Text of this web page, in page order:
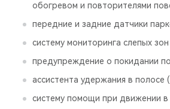
обогревом и повторителями
передние и задние датчики
систему мониторинга слепых зон
предупреждение о покидании
ассистента удержания в полосе
систему помощи при движении в